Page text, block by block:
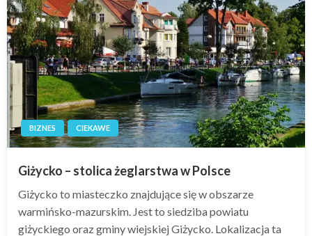
BIZNES CIEKAWE
Giżycko – stolica żeglarstwa w Polsce
Giżycko to miasteczko znajdujące się w obszarze
warmińsko-mazurskim. Jest to siedziba powiatu
giżyckiego oraz gminy wiejskiej Giżycko. Lokalizacja ta